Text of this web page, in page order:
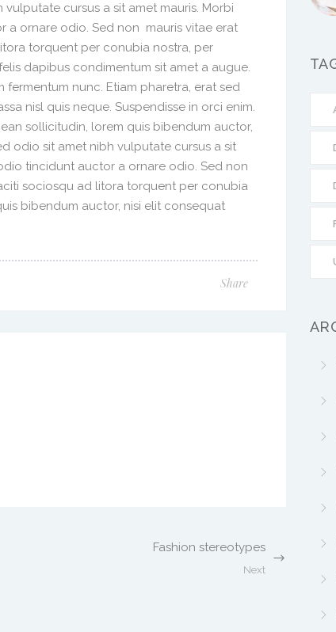
cursus a sit amet mauris. Morbi
a ornare odio. Sed non mauris vitae erat
torquent per conubia nostra, per
dapibus condimentum sit amet a augue.
nunc. Etiam pharetra, erat sed
nisl quis neque. Suspendisse in orci enim.
sollicitudin, lorem quis bibendum auctor,
odio sit amet nibh vulputate cursus a sit
tincidunt auctor a ornare odio. Sed non
sociosqu ad litora torquent per conubia
bibendum auctor, nisi elit consequat
Share
Fashion stereotypes
Next